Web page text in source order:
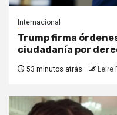
Internacional
Trump firma
ciudadanía por
53 minutos atrás Leire